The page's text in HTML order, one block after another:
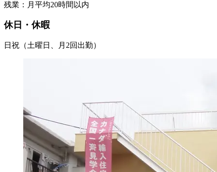
残業：月平均20時間以内
休日・休暇
日祝（土曜日、月2回出勤）